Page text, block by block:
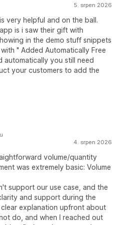
5. srpen 2026
very helpful and on the ball.
is i saw their gift with
in the demo stuff snippets
" Added Automatically Free
you still need
your customers to add the
4. srpen 2026
volume/quantity
was extremely basic: Volume
support our use case, and the
and support during the
explanation upfront about
do, and when I reached out